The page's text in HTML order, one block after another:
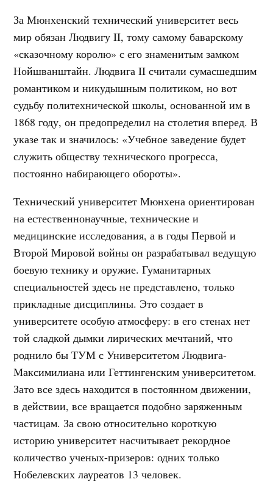
За Мюнхенский технический университет весь
мир обязан Людвигу II, тому самому баварскому
«сказочному королю» с его знаменитым замком
Нойшванштайн. Людвига II считали сумасшедшим
романтиком и никудышным политиком, но вот
судьбу политехнической школы, основанной им в
1868 году, он предопределил на столетия вперед. В
указе так и значилось: «Учебное заведение будет
служить обществу технического прогресса,
постоянно набирающего обороты».
Технический университет Мюнхена ориентирован
на естественнонаучные, технические и
медицинские исследования, а в годы Первой и
Второй Мировой войны он разрабатывал ведущую
боевую технику и оружие. Гуманитарных
специальностей здесь не представлено, только
прикладные дисциплины. Это создает в
университете особую атмосферу: в его стенах нет
той сладкой дымки лирических мечтаний, что
роднило бы ТУМ с Университетом Людвига-
Максимилиана или Геттингенским университетом.
Зато все здесь находится в постоянном движении,
в действии, все вращается подобно заряженным
частицам. За свою относительно короткую
историю университет насчитывает рекордное
количество ученых-призеров: одних только
Нобелевских лауреатов 13 человек.